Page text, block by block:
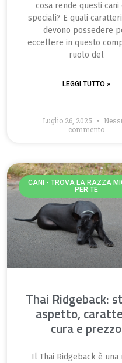
cosa rende questi cani
speciali? E quali
devono possedere
eccellere in questo
ruolo del
LEGGI TUTTO »
Luglio 26, 2025
commento
CANI - TROVA LA RAZZA
PER TE
Thai Ridgeback:
aspetto,
cura e prezzo
Il Thai Ridgeback è una